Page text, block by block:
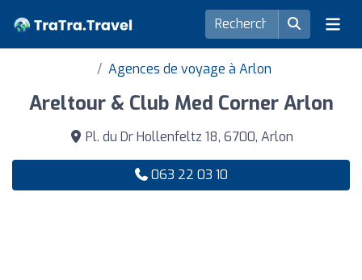
Agences de voyage à Arlon
Areltour & Club Med Corner Arlon
Pl. du Dr Hollenfeltz 18, 6700, Arlon
063 22 03 10